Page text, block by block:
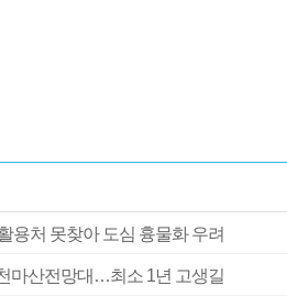
용처 못찾아 도심 흉물화 우려
마산전망대…최소 1년 고생길